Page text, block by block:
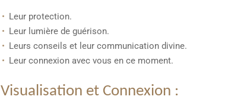
Leur protection.
Leur lumière de guérison.
Leurs conseils et leur communication divine.
Leur connexion avec vous en ce moment.
Visualisation et Connexion :